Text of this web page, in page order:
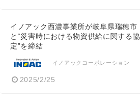
イノアック西濃事業所が岐阜県瑞穂市
と“災害時における物資供給に関する協
定”を締結
イノアックコーポレーション
2025/2/25